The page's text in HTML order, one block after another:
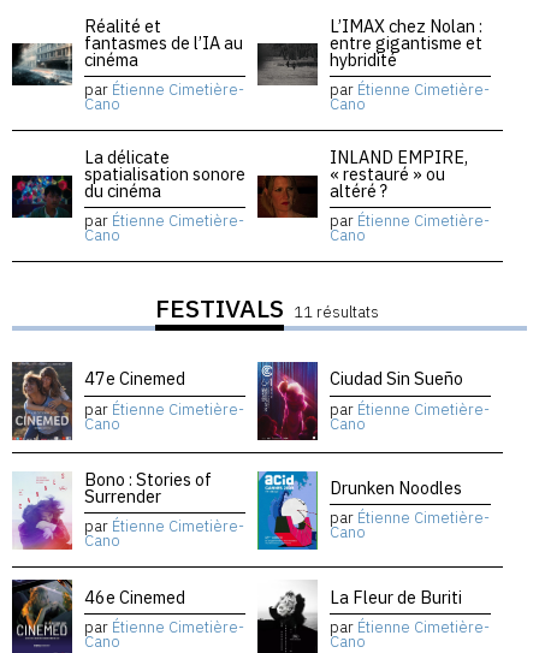
Réalité et
fantasmes de l’IA au
cinéma
par Étienne Cimetière-
Cano
L’IMAX chez Nolan :
entre gigantisme et
hybridité
par Étienne Cimetière-
Cano
La délicate
spatialisation sonore
du cinéma
par Étienne Cimetière-
Cano
INLAND EMPIRE,
« restauré » ou
altéré ?
par Étienne Cimetière-
Cano
FESTIVALS 11 résultats
47e Cinemed
par Étienne Cimetière-
Cano
Ciudad Sin Sueño
par Étienne Cimetière-
Cano
Bono : Stories of
Surrender
par Étienne Cimetière-
Cano
Drunken Noodles
par Étienne Cimetière-
Cano
46e Cinemed
par Étienne Cimetière-
Cano
La Fleur de Buriti
par Étienne Cimetière-
Cano